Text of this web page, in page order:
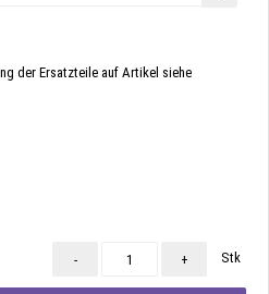
der Ersatzteile auf Artikel siehe
- + Stk